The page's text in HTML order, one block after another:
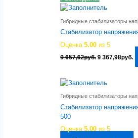
Гибридные стабилизаторы
Стабилизатор
Оценка5.00 из 5
9 657,62руб.
657,62руб..
9 367,98руб.
Гибридные стабилизаторы
Стабилизатор
500
Оценка5.00 из 5